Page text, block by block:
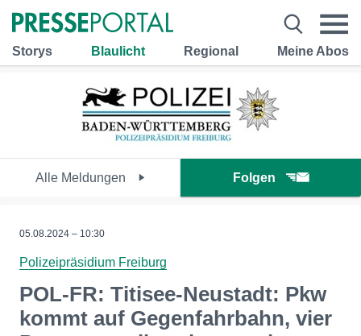
Storys Blaulicht Regional Meine Abos
Alle Meldungen Folgen
05.08.2024 – 10:30
Polizeipräsidium Freiburg
POL-FR: Titisee-Neustadt: Pkw
kommt auf Gegenfahrbahn, vier